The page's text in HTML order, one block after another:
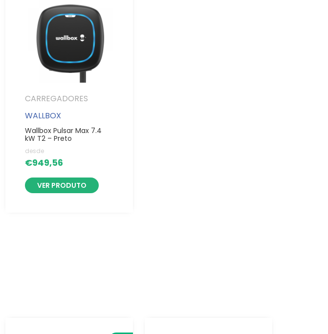
CARREGADORES
WALLBOX
Wallbox Pulsar Max 7.4
kW T2 – Preto
desde
€949,56
VER PRODUTO